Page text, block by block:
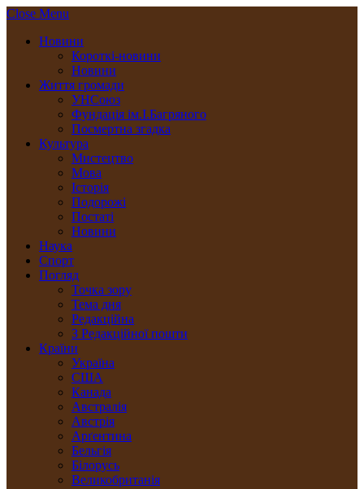
Close Menu
Новини
Короткі-новини
Новини
Життя громади
УНСоюз
Фундація ім.І.Багряного
Посмертна згадка
Культура
Мистецтво
Мова
Історія
Подорожі
Постаті
Новини
Наука
Спорт
Погляд
Точка зору
Тема дня
Редакційна
З Редакційної пошти
Країни
Україна
США
Канада
Австралія
Австрія
Арґентина
Бельгія
Білорусь
Великобританія